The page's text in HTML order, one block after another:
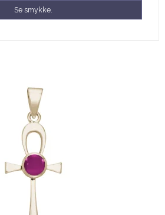
Se smykke.